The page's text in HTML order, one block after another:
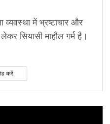
व्यवस्था में भ्रष्टाचार और
सियासी माहौल गर्म है।
करें